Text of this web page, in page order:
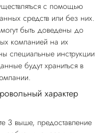
с помощью
средств или без них.
быть доведены до
компанией на их
специальные инструкции
будут храниться в
характер
3 выше, предоставление